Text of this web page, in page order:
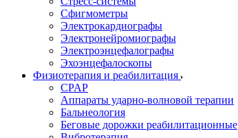
Сфигмометры
Электрокардиографы
Электронейромиографы
Электроэнцефалографы
Эхоэнцефалоскопы
Физиотерапия и реабилитация
CPAP
Аппараты ударно-волновой терапии
Бальнеология
Беговые дорожки реабилитационные